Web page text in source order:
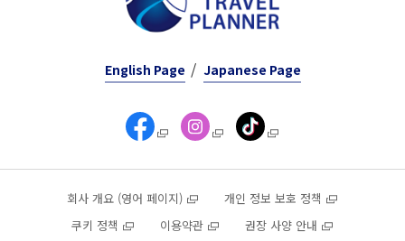
English Page Japanese Page
회사 개요 (영어 페이지)
개인 정보 보호 정책
쿠키 정책
이용약관 권장 사양 안내